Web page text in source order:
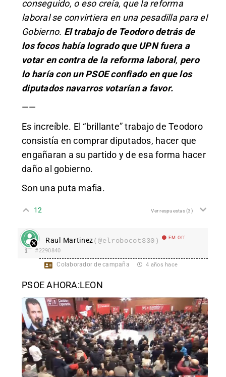
conseguido, o eso creía, que la reforma
laboral se convirtiera en una pesadilla para el
Gobierno. El trabajo de Teodoro detrás de
los focos había logrado que UPN fuera a
votar en contra de la reforma laboral, pero
lo haría con un PSOE confiado en que los
diputados navarros votarían a favor.
——
Es increíble. El “brillante” trabajo de Teodoro
consistía en comprar diputados, hacer que
engañaran a su partido y de esa forma hacer
daño al gobierno.
Son una puta mafia.
12 Ver respuestas(3)
Raul Martinez(@elrobocot330) EM Off
#2290840
Colaborador de campaña 4 años hace
PSOE AHORA:LEON